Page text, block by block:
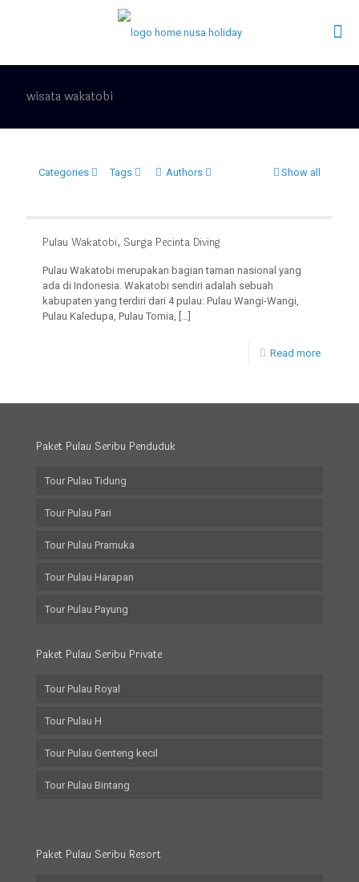
wisata wakatobi
Categories Tags Authors Show all
Pulau Wakatobi, Surga Pecinta Diving
Pulau Wakatobi merupakan bagian taman nasional yang
ada di Indonesia. Wakatobi sendiri adalah sebuah
kabupaten yang terdiri dari 4 pulau: Pulau Wangi-Wangi,
Pulau Kaledupa, Pulau Tomia, […]
Read more
Paket Pulau Seribu Penduduk
Tour Pulau Tidung
Tour Pulau Pari
Tour Pulau Pramuka
Tour Pulau Harapan
Tour Pulau Payung
Paket Pulau Seribu Private
Tour Pulau Royal
Tour Pulau H
Tour Pulau Genteng kecil
Tour Pulau Bintang
Paket Pulau Seribu Resort